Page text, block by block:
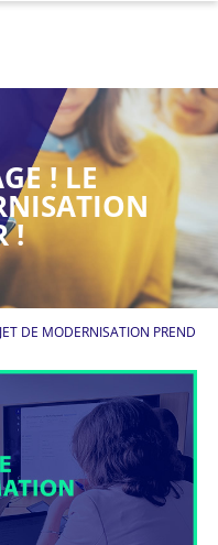
! LE
!
DE MODERNISATION PREND